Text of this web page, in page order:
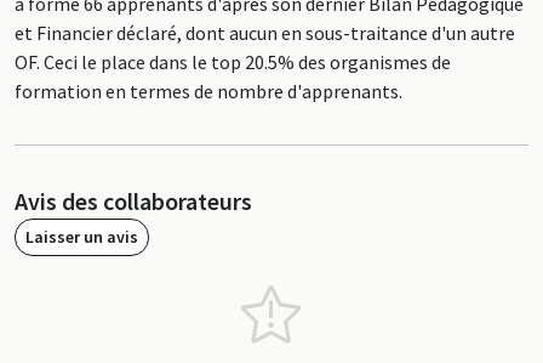
et Financier déclaré, dont aucun en sous-traitance d'un autre
OF. Ceci le place dans le top 20.5% des organismes de
formation en termes de nombre d'apprenants.
Avis des collaborateurs
Laisser un avis